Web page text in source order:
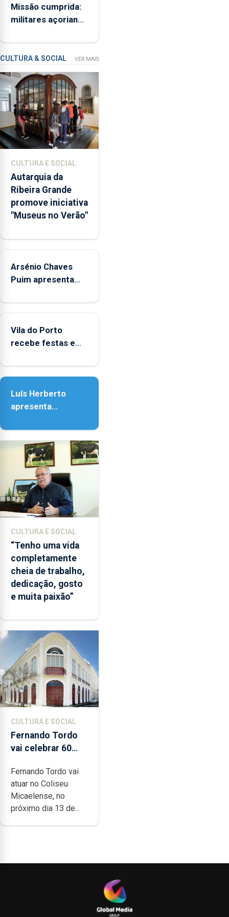
iniciativa
“Museus
Verão”,
que
garante
a
abertura
dos
museus
e
núcleos
integrados
na
Rede
Municipal
de
aos
durante
o
de
entre
as
e
as
18h00.
ME
Missão cumprida:
militares açorianos
missão na Roménia
CULTURA & SOCIAL VER MAIS
CULTURA E SOCIAL
Autarquia da
Ribeira Grande
promove iniciativa
"Museus no Verão"
Arsénio Chaves
Puim apresenta
de Vila do Porto
Vila do Porto
recebe festas em
Senhora da
Luís Herberto
apresenta
Paisagem’
CULTURA E SOCIAL
“Tenho uma vida
completamente
cheia de trabalho,
dedicação, gosto
e muita paixão”
CULTURA E SOCIAL
Fernando Tordo
vai celebrar 60
no Coliseu
Micaelense
Fernando Tordo vai
atuar no Coliseu
Micaelense, no
próximo dia 13 de...